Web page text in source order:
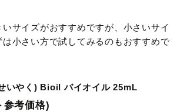
サイズがおすすめですが、小さいサイ
は小さい方で試してみるのもおすすめで
いやく) Bioil バイオイル 25mL
参考価格)